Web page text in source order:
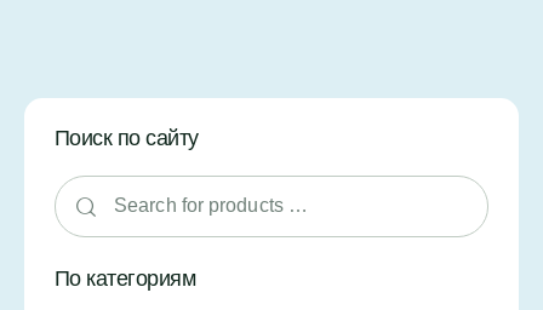
Поиск по сайту
По категориям